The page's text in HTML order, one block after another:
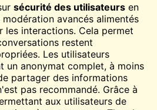
sécurité des utilisateurs en
avancés alimentés
les interactions. Cela permet
restent
Les utilisateurs
un anonymat complet, à moins
partager des informations
pas recommandé. Grâce à
aux utilisateurs de